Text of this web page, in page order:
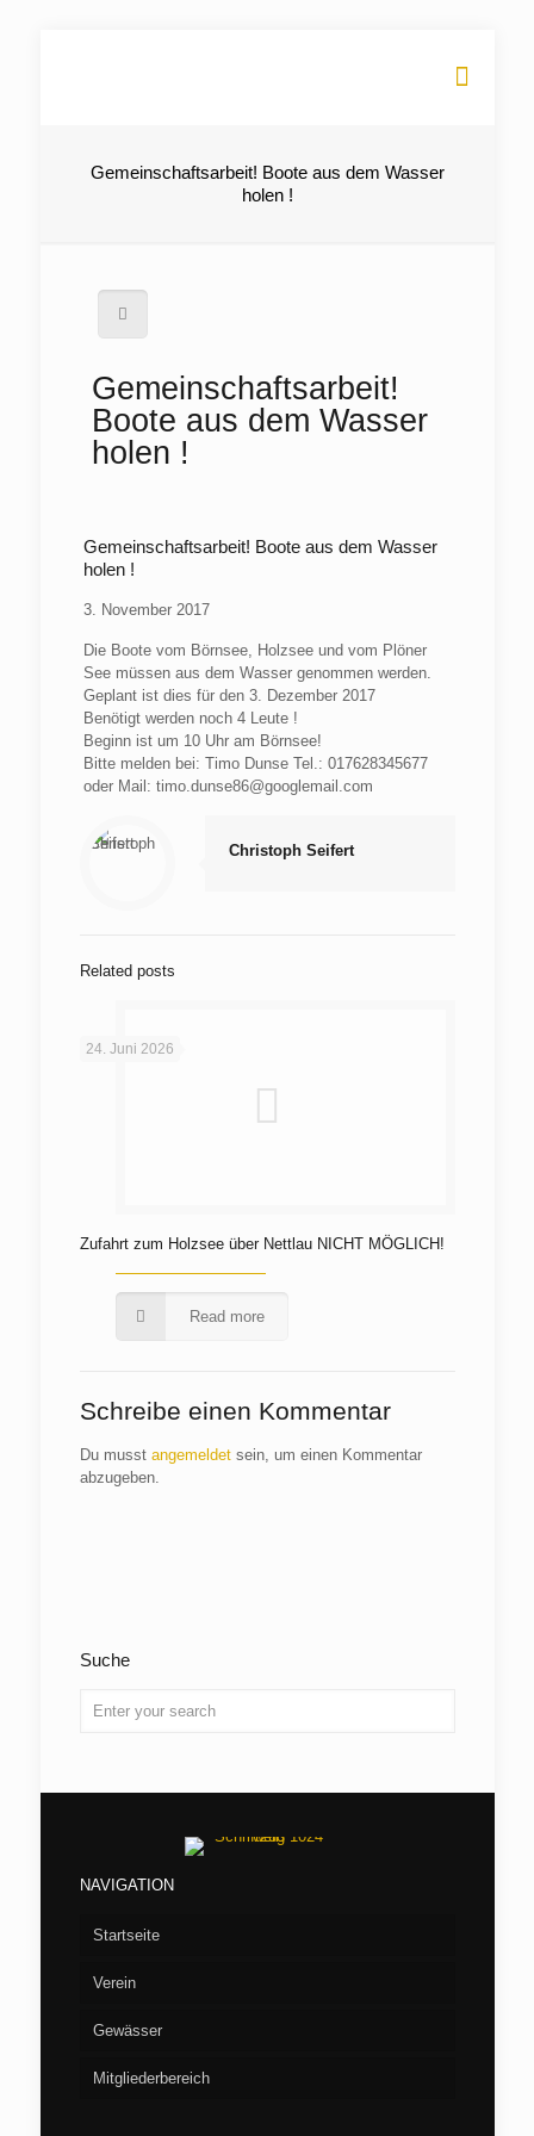
Gemeinschaftsarbeit! Boote aus dem Wasser
holen !
Gemeinschaftsarbeit!
Boote aus dem Wasser
holen !
Gemeinschaftsarbeit! Boote aus dem Wasser
holen !
3. November 2017
Die Boote vom Börnsee, Holzsee und vom Plöner
See müssen aus dem Wasser genommen werden.
Geplant ist dies für den 3. Dezember 2017
Benötigt werden noch 4 Leute !
Beginn ist um 10 Uhr am Börnsee!
Bitte melden bei: Timo Dunse Tel.: 017628345677
oder Mail: timo.dunse86@googlemail.com
Christoph Seifert
Related posts
24. Juni 2026
Zufahrt zum Holzsee über Nettlau NICHT MÖGLICH!
Read more
Schreibe einen Kommentar
Du musst angemeldetsein, um einen Kommentar
abzugeben.
Suche
NAVIGATION
Startseite
Verein
Vorstand
Aufnahme
Gewässer
Seen
Mitgliederbereich